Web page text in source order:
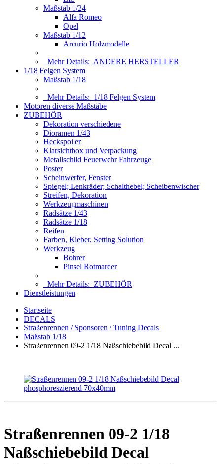
Maßstab 1/24
Alfa Romeo
Opel
Maßstab 1/12
Arcurio Holzmodelle
Mehr Details: ANDERE HERSTELLER
1/18 Felgen System
Maßstab 1/18
Mehr Details: 1/18 Felgen System
Motoren diverse Maßstäbe
ZUBEHÖR
Dekoration verschiedene
Dioramen 1/43
Heckspoiler
Klarsichtbox und Verpackung
Metallschild Feuerwehr Fahrzeuge
Poster
Scheinwerfer, Fenster
Spiegel; Lenkräder; Schalthebel; Scheibenwischer
Streifen, Dekoration
Werkzeugmaschinen
Radsätze 1/43
Radsätze 1/18
Reifen
Farben, Kleber, Setting Solution
Werkzeug
Bohrer
Pinsel Rotmarder
Mehr Details: ZUBEHÖR
Dienstleistungen
Startseite
DECALS
Straßenrennen / Sponsoren / Tuning Decals
Maßstab 1/18
Straßenrennen 09-2 1/18 Naßschiebebild Decal ...
Straßenrennen 09-2 1/18
Naßschiebebild Decal